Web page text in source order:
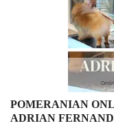
POMERANIAN
ADRIAN